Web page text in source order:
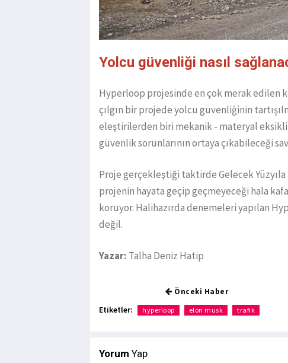
Yolcu güvenliği nasıl
Hyperloop projesinde en çok merak edilen
çılgın bir projede yolcu güvenliģinin
eleştirilerden biri mekanik - materyal
güvenlik sorunlarının ortaya çıkabileceği
Proje gerçekleştiği taktirde Gelecek Yüzyıla
projenin hayata geçip geçmeyeceği hala
koruyor. Halihazırda denemeleri yapılan
değil.
Yazar: Talha Deniz Hatip
Önceki Haber
Etiketler: hyperloop elon musk trafik
Yorum Yap